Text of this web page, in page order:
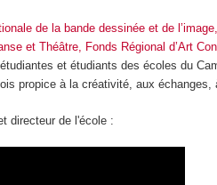
de la bande dessinée et de l’image,
et Théâtre, Fonds Régional d’Art
et étudiants des écoles du
propice à la créativité, aux échanges,
directeur de l'école :